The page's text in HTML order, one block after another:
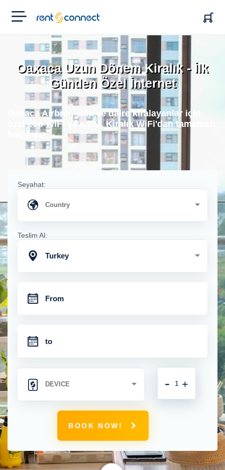
RENT'N
CONNECT
Oaxaca Uzun Dönem Kiralık - İlk
Günden Özel İnternet
Oaxaca Airbnb, villa ve daire kiralayanlar için
özel cep WiFi ve eSIM. Kiralık WiFi'dan tamamen
bağımsız.
Seyahat:
Teslim Al:
Turkey
+
-
BOOK NOW!